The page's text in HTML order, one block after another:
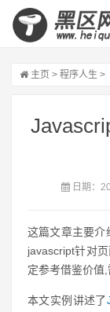
主页 > 程序人生 >
日期：
这篇文章主要介
javascript针对
定参考借鉴价值
本文实例讲述了